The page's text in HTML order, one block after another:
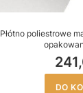
Płótno poliestrowe
DO